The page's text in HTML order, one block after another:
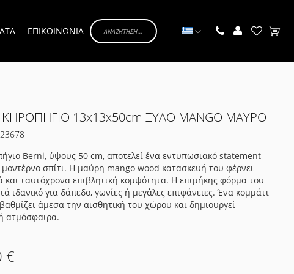
ΕΠΙΚΟΙΝΩΝΙΑ
Γλώσσα
ΚΗΡΟΠΗΓΙΟ 13x13x50cm ΞΥΛΟ MANGO ΜΑΥΡΟ
Berni, ύψους 50 cm, αποτελεί ένα εντυπωσιακό statement
μοντέρνο σπίτι. Η μαύρη mango wood κατασκευή του φέρνει
και ταυτόχρονα επιβλητική κομψότητα. Η επιμήκης φόρμα του
ιδανικό για δάπεδο, γωνίες ή μεγάλες επιφάνειες. Ένα κομμάτι
άμεσα την αισθητική του χώρου και δημιουργεί
ατμόσφαιρα.
€